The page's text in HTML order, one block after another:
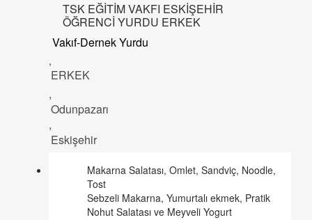
TSK EĞİTİM VAKFI ESKİŞEHİR
ÖĞRENCİ YURDU ERKEK
Vakıf-Dernek Yurdu
,
ERKEK
,
Odunpazarı
,
Eskişehir
Makarna Salatası, Omlet, Sandviç, Noodle,
Tost
Sebzeli Makarna, Yumurtalı ekmek, Pratik
Nohut Salatası ve Meyveli Yogurt